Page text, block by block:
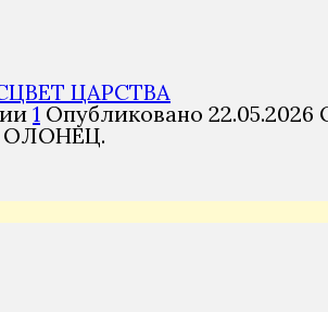
ЦАРСТВА
1 Опубликовано 22.05.2026
ОЛОНЕЦ.